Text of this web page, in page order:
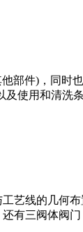
部件)，同时
使用和清洗条
艺线的几何
有三阀体阀门